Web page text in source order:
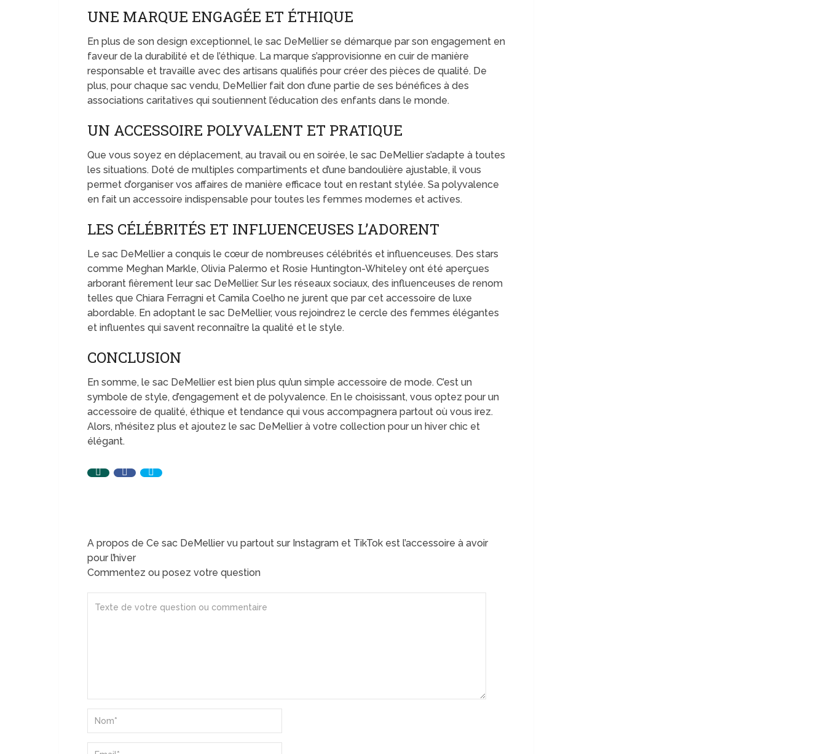
UNE MARQUE ENGAGÉE ET ÉTHIQUE
En plus de son design exceptionnel, le sac DeMellier se démarque par son engagement en
faveur de la durabilité et de l’éthique. La marque s’approvisionne en cuir de manière
responsable et travaille avec des artisans qualifiés pour créer des pièces de qualité. De
plus, pour chaque sac vendu, DeMellier fait don d’une partie de ses bénéfices à des
associations caritatives qui soutiennent l’éducation des enfants dans le monde.
UN ACCESSOIRE POLYVALENT ET PRATIQUE
Que vous soyez en déplacement, au travail ou en soirée, le sac DeMellier s’adapte à toutes
les situations. Doté de multiples compartiments et d’une bandoulière ajustable, il vous
permet d’organiser vos affaires de manière efficace tout en restant stylée. Sa polyvalence
en fait un accessoire indispensable pour toutes les femmes modernes et actives.
LES CÉLÉBRITÉS ET INFLUENCEUSES L’ADORENT
Le sac DeMellier a conquis le cœur de nombreuses célébrités et influenceuses. Des stars
comme Meghan Markle, Olivia Palermo et Rosie Huntington-Whiteley ont été aperçues
arborant fièrement leur sac DeMellier. Sur les réseaux sociaux, des influenceuses de renom
telles que Chiara Ferragni et Camila Coelho ne jurent que par cet accessoire de luxe
abordable. En adoptant le sac DeMellier, vous rejoindrez le cercle des femmes élégantes
et influentes qui savent reconnaître la qualité et le style.
CONCLUSION
En somme, le sac DeMellier est bien plus qu’un simple accessoire de mode. C’est un
symbole de style, d’engagement et de polyvalence. En le choisissant, vous optez pour un
accessoire de qualité, éthique et tendance qui vous accompagnera partout où vous irez.
Alors, n’hésitez plus et ajoutez le sac DeMellier à votre collection pour un hiver chic et
élégant.
A propos de Ce sac DeMellier vu partout sur Instagram et TikTok est l’accessoire à avoir
pour l’hiver
Commentez ou posez votre question